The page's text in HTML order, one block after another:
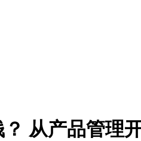
？ 从产品管理